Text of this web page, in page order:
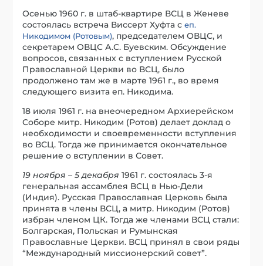
Осенью 1960 г. в штаб-квартире ВСЦ в Женеве
состоялась встреча Виссерт Хуфта сеп.
Никодимом (Ротовым), председателем ОВЦС, и
секретарем ОВЦС А.С. Буевским. Обсуждение
вопросов, связанных с вступлением Русской
Православной Церкви во ВСЦ, было
продолжено там же в марте 1961 г., во время
следующего визита еп. Никодима.
18 июля 1961 г. на внеочередном Архиерейском
Соборе митр. Никодим (Ротов) делает доклад о
необходимости и своевременности вступления
во ВСЦ. Тогда же принимается окончательное
решение о вступлении в Совет.
19 ноября – 5 декабря 1961 г. состоялась 3-я
генеральная ассамблея ВСЦ в Нью-Дели
(Индия). Русская Православная Церковь была
принята в члены ВСЦ, а митр. Никодим (Ротов)
избран членом ЦК. Тогда же членами ВСЦ стали:
Болгарская, Польская и Румынская
Православные Церкви. ВСЦ принял в свои ряды
“Международный миссионерский совет”.